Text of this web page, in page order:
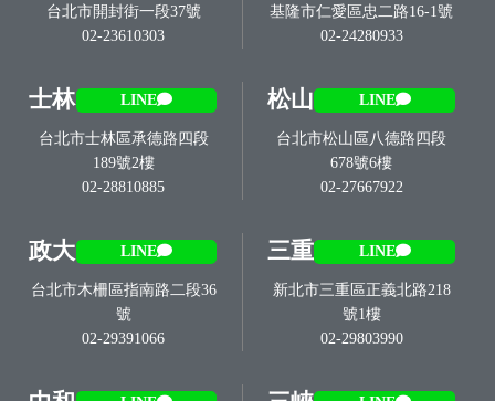
台北市開封街一段37號
02-23610303
基隆市仁愛區忠二路16-1號
02-24280933
士林 LINE
台北市士林區承德路四段
189號2樓
02-28810885
松山 LINE
台北市松山區八德路四段
678號6樓
02-27667922
政大 LINE
台北市木柵區指南路二段36
號
02-29391066
三重 LINE
新北市三重區正義北路218
號1樓
02-29803990